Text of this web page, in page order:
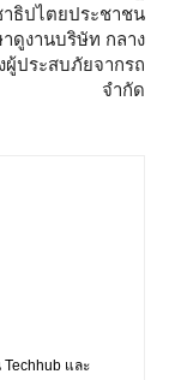
ธิปไตยประชาชน
ดูงานบริษัท กลาง
ผู้ประสบภัยจากรถ
จำกัด
และ